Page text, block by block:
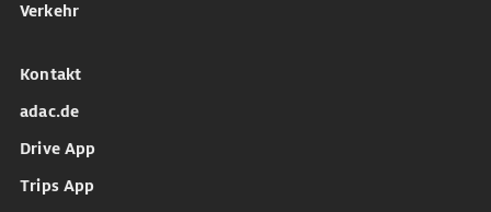
Verkehr
Kontakt
adac.de
Drive App
Trips App